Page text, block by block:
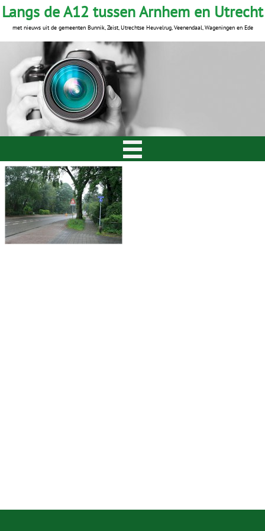
Langs de A12 tussen Arnhem en Utrecht
met nieuws uit de gemeenten Bunnik, Zeist, Utrechtse Heuvelrug, Veenendaal, Wageningen en Ede